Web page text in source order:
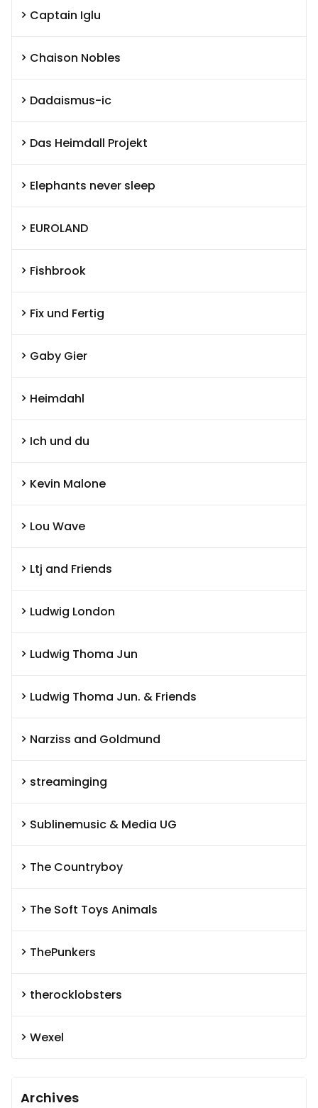
Captain Iglu
Chaison Nobles
Dadaismus-ic
Das Heimdall Projekt
Elephants never sleep
EUROLAND
Fishbrook
Fix und Fertig
Gaby Gier
Heimdahl
Ich und du
Kevin Malone
Lou Wave
Ltj and Friends
Ludwig London
Ludwig Thoma Jun
Ludwig Thoma Jun. & Friends
Narziss and Goldmund
streaminging
Sublinemusic & Media UG
The Countryboy
The Soft Toys Animals
ThePunkers
therocklobsters
Wexel
Archives